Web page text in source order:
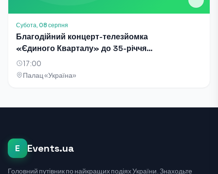
Субота, 08 серпня
Благодійний концерт-телезйомка
«Єдиного Кварталу» до 35-річчя
Незалежності України
17:00
Палац «Україна»
E Events.ua
Головний путівник по найкращих подіях України. Знаходьте